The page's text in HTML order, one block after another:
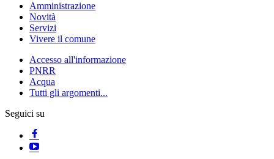
Amministrazione
Novità
Servizi
Vivere il comune
Accesso all'informazione
PNRR
Acqua
Tutti gli argomenti...
Seguici su